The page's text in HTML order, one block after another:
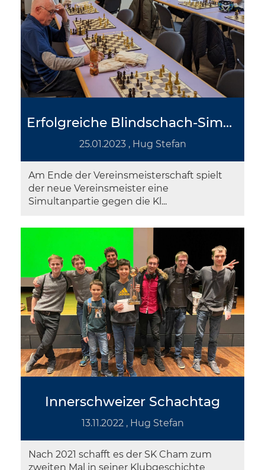
Erfolgreiche Blindschach-Simultanvorstellung von Fabian
25.01.2023, Hug Stefan
Am Ende der Vereinsmeisterschaft spielt
der neue Vereinsmeister eine
Simultanpartie gegen die Kl...
Innerschweizer Schachtag
13.11.2022, Hug Stefan
Nach 2021 schafft es der SK Cham zum
zweiten Mal in seiner Klubgeschichte